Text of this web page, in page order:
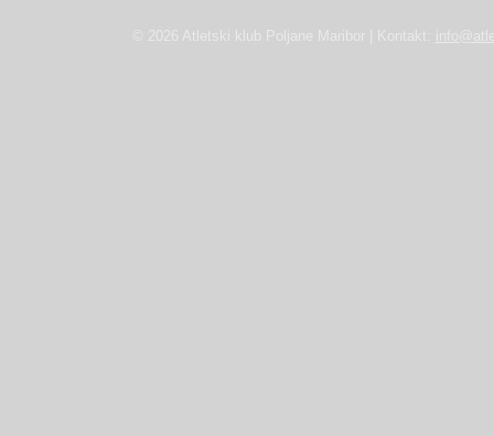
© 2026 Atletski klub Poljane Maribor | Kontakt: